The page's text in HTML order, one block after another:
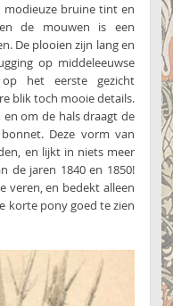
modieuze bruine tint en
de mouwen is een
De plooien zijn lang en
op middeleeuwse
het eerste gezicht
blik toch mooie details.
om de hals draagt de
Deze vorm van
en lijkt in niets meer
de jaren 1840 en 1850!
veren, en bedekt alleen
korte pony goed te zien